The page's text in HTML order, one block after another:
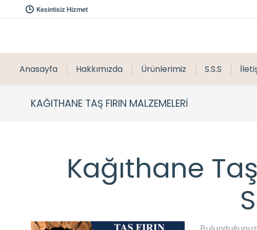
Kesintisiz Hizmet
Anasayfa Hakkımızda Ürünlerimiz S.S.S
KAĞITHANE TAŞ FIRIN MALZEMELERI
Kağıthane